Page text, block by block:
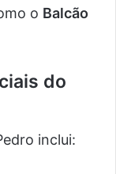
o Balcão
do
inclui: